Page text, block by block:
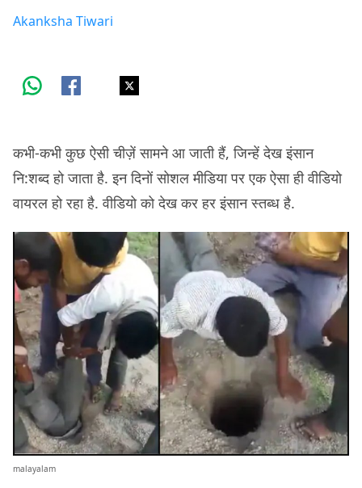
Akanksha Tiwari
कभी-कभी कुछ ऐसी चीज़ें सामने आ जाती हैं, जिन्हें देख इंसान
नि:शब्द हो जाता है. इन दिनों सोशल मीडिया पर एक ऐसा ही वीडियो
वायरल हो रहा है. वीडियो को देख कर हर इंसान स्तब्ध है.
malayalam